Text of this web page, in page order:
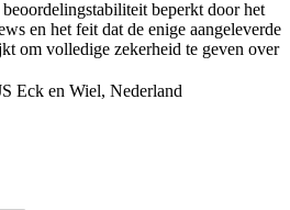
beperkt door het
en het feit dat de enige aangeleverde
om volledige zekerheid te geven over
Eck en Wiel, Nederland